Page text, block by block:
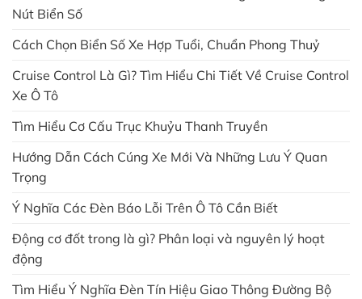
Nút Biển Số
Cách Chọn Biển Số Xe Hợp Tuổi, Chuẩn Phong Thuỷ
Cruise Control Là Gì? Tìm Hiểu Chi Tiết Về Cruise Control
Xe Ô Tô
Tìm Hiểu Cơ Cấu Trục Khuỷu Thanh Truyền
Hướng Dẫn Cách Cúng Xe Mới Và Những Lưu Ý Quan
Trọng
Ý Nghĩa Các Đèn Báo Lỗi Trên Ô Tô Cần Biết
Động cơ đốt trong là gì? Phân loại và nguyên lý hoạt
động
Tìm Hiểu Ý Nghĩa Đèn Tín Hiệu Giao Thông Đường Bộ